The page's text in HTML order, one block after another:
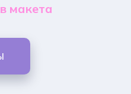
макета